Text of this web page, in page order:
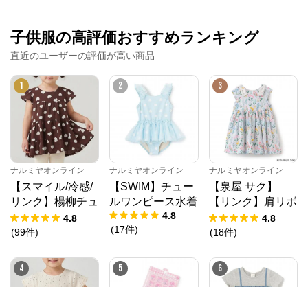
子供服の高評価おすすめランキング
直近のユーザーの評価が高い商品
1
ナルミヤオンライン
【スマイル/冷感/
リンク】楊柳チュ
ニック
4.8
(99件)
2
ナルミヤオンライン
【SWIM】チュー
ルワンピース水着
4.8
(17件)
3
ナルミヤオンライン
【泉屋 サク】
【リンク】肩リボ
ンフラワーキャッ
トワンピース
4.8
(18件)
4 5 6